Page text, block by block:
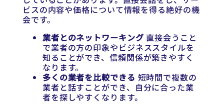
ビスの内容や価格について情報を得る絶好の機
会です。
業者とのネットワーキング直接会うこと
で業者の方の印象やビジネススタイルを
知ることができ、信頼関係が築きやすく
なります。
多くの業者を比較できる 短時間で複数の
業者と話すことができ、自分に合った業
者を探しやすくなります。